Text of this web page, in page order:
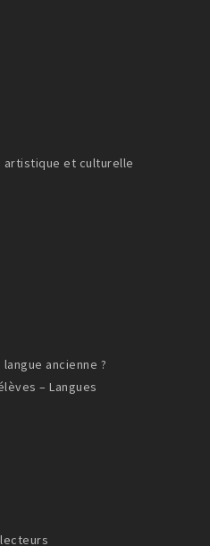
artistique et culturelle
ancienne ?
– Langues